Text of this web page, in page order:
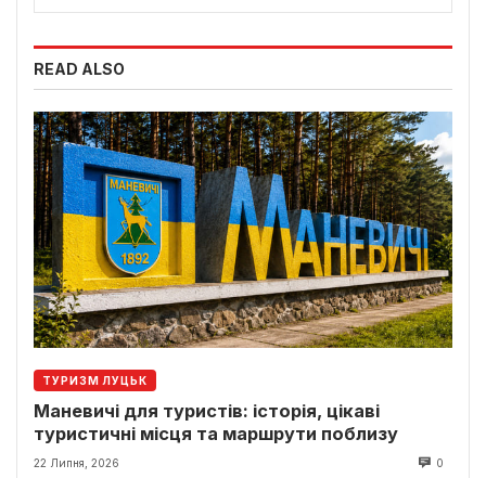
READ ALSO
ТУРИЗМ ЛУЦЬК
Маневичі для туристів: історія, цікаві
туристичні місця та маршрути поблизу
22 Липня, 2026 0